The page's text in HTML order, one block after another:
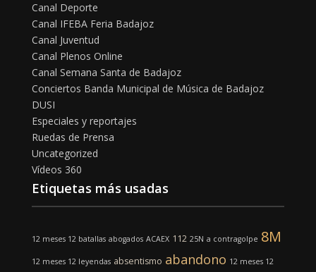
Canal Deporte
Canal IFEBA Feria Badajoz
Canal Juventud
Canal Plenos Online
Canal Semana Santa de Badajoz
Conciertos Banda Municipal de Música de Badajoz
DUSI
Especiales y reportajes
Ruedas de Prensa
Uncategorized
Vídeos 360
Etiquetas más usadas
12 meses 12 batallas abogados ACAEX 112 25N a contragolpe 8M
12 meses 12 leyendas absentismo abandono 12 meses 12